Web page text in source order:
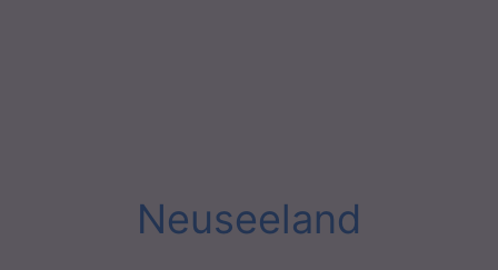
Neuseeland